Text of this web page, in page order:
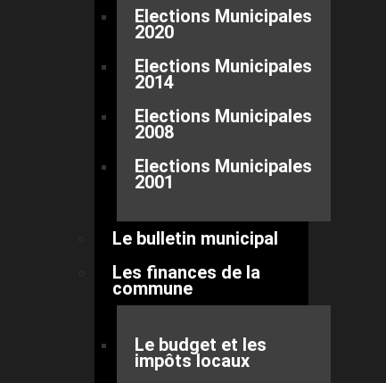
Elections Municipales
2020
Elections Municipales
2014
Elections Municipales
2008
Elections Municipales
2001
Le bulletin municipal
Les finances de la
commune
Le budget et les
impôts locaux